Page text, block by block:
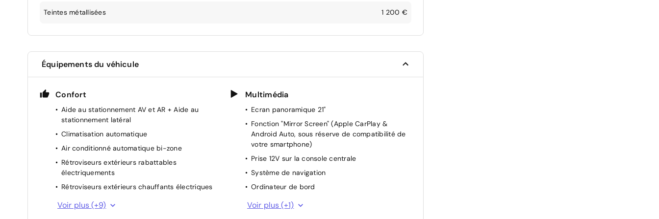
Teintes métallisées 1 200 €
Équipements du véhicule
Confort
Aide au stationnement AV et AR + Aide au
stationnement latéral
Climatisation automatique
Air conditionné automatique bi-zone
Rétroviseurs extérieurs rabattables
électriquements
Rétroviseurs extérieurs chauffants électriques
Rétroviseurs extérieurs électriques et dégivrants
Voir plus (+9)
Multimédia
Ecran panoramique 21"
Fonction "Mirror Screen" (Apple CarPlay &
Android Auto, sous réserve de compatibilité de
votre smartphone)
Prise 12V sur la console centrale
Système de navigation
Ordinateur de bord
Visionpark 360
Voir plus (+1)